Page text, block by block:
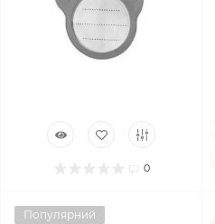
0
Популярний